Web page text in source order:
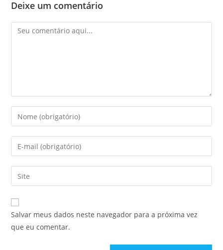
Deixe um comentário
Salvar meus dados neste navegador para a próxima vez
que eu comentar.